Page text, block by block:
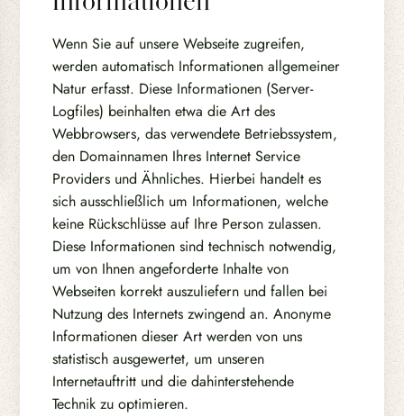
Wenn Sie auf unsere Webseite zugreifen,
werden automatisch Informationen allgemeiner
Natur erfasst. Diese Informationen (Server-
Logfiles) beinhalten etwa die Art des
Webbrowsers, das verwendete Betriebssystem,
den Domainnamen Ihres Internet Service
Providers und Ähnliches. Hierbei handelt es
sich ausschließlich um Informationen, welche
keine Rückschlüsse auf Ihre Person zulassen.
Diese Informationen sind technisch notwendig,
um von Ihnen angeforderte Inhalte von
Webseiten korrekt auszuliefern und fallen bei
Nutzung des Internets zwingend an. Anonyme
Informationen dieser Art werden von uns
statistisch ausgewertet, um unseren
Internetauftritt und die dahinterstehende
Technik zu optimieren.